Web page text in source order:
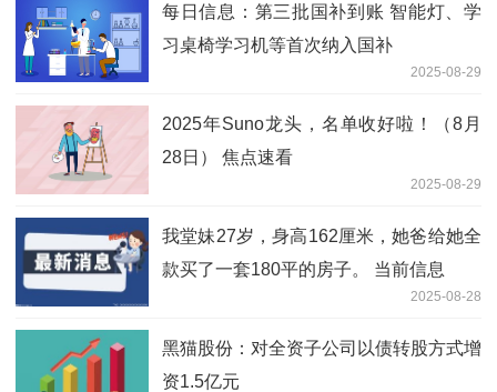
每日信息：第三批国补到账 智能灯、学
习桌椅学习机等首次纳入国补
2025-08-29
2025年Suno龙头，名单收好啦！（8月
28日） 焦点速看
2025-08-29
我堂妹27岁，身高162厘米，她爸给她全
款买了一套180平的房子。 当前信息
2025-08-28
黑猫股份：对全资子公司以债转股方式增
资1.5亿元